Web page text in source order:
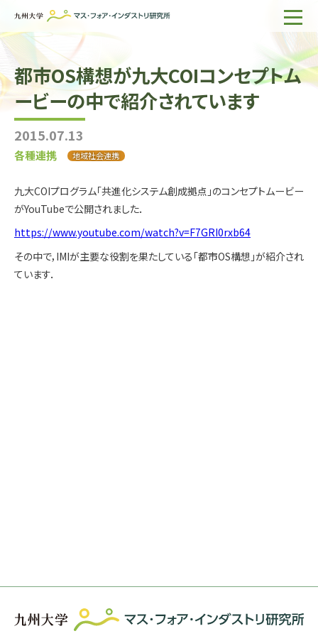
ホーム
IMIについて
組織・所員
研究活動
出版物一覧
サイト内検索 English
都市OS構想が九大COIコンセプトム
ービーの中で紹介されています
2015.07.13
各種連携 地域社会連携
九大COIプログラム「共進化システム創成拠点」のコンセプトムービー
がYouTubeで公開されました．
https://www.youtube.com/watch?v=F7GRI0rxb64
その中で，IMIが主要な役割を果たしている「都市OS構想」が紹介され
ています．